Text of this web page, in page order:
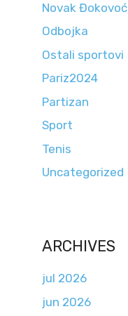
Novak Đokovoć
Odbojka
Ostali sportovi
Pariz2024
Partizan
Sport
Tenis
Uncategorized
ARCHIVES
jul 2026
jun 2026